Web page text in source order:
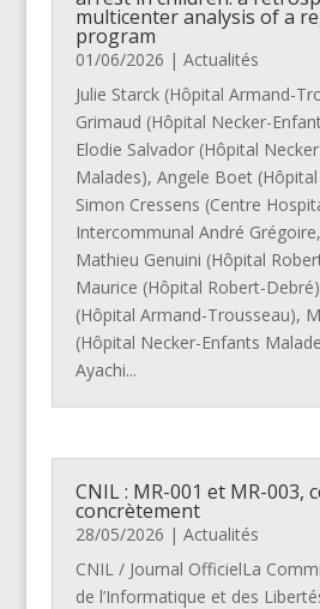
multicenter analysis of a
program
01/06/2026 | Actualités
Julie Starck (Hôpital Armand-
Grimaud (Hôpital Necker-
Elodie Salvador (Hôpital
Malades), Angele Boet
Simon Cressens (Centre
Intercommunal André
Mathieu Genuini (Hôpital
Maurice (Hôpital Robert-
(Hôpital Armand-Trousseau),
(Hôpital Necker-Enfants
Ayachi...
CNIL : MR-001 et MR-003,
concrètement
28/05/2026 | Actualités
CNIL / Journal OfficielLa
de l’Informatique et des